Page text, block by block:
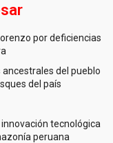
por deficiencias
ancestrales del pueblo
del país
tecnológica
peruana